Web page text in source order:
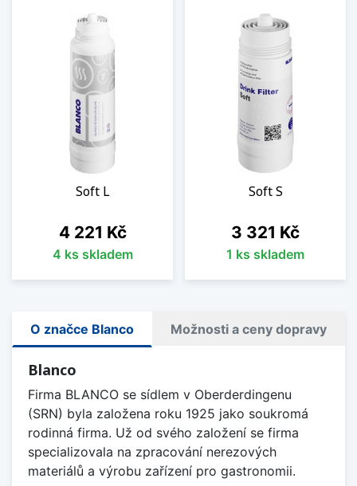
Soft L
Cena
4 221 Kč
4 ks skladem
Soft S
Cena
3 321 Kč
1 ks skladem
O značce Blanco Možnosti a ceny dopravy
Blanco
Firma BLANCO se sídlem v Oberderdingenu
(SRN) byla založena roku 1925 jako soukromá
rodinná firma. Už od svého založení se firma
specializovala na zpracování nerezových
materiálů a výrobu zařízení pro gastronomii.